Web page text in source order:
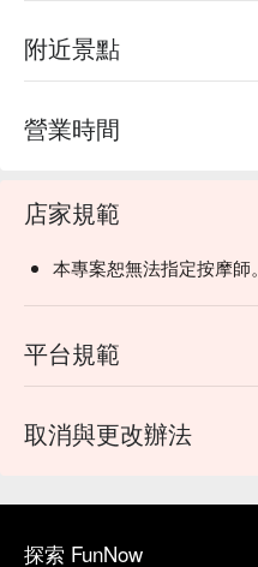
附近景點
營業時間
店家規範
本專案恕無法指定按摩師。
平台規範
取消與更改辦法
探索 FunNow